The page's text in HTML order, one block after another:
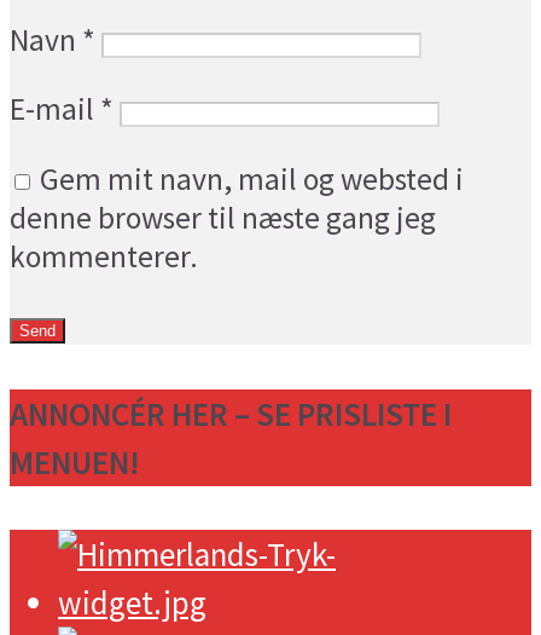
Navn *
E-mail *
Gem mit navn, mail og websted i
denne browser til næste gang jeg
kommenterer.
ANNONCÉR HER – SE PRISLISTE I
MENUEN!